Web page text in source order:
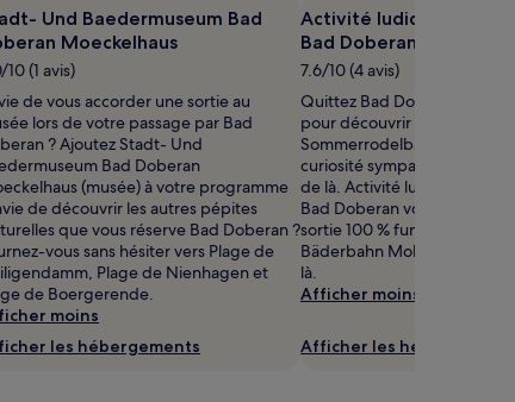
Und Baedermuseum Bad
Moeckelhaus
10 (1 avis)
de vous accorder une sortie au
lors de votre passage par Bad
? Ajoutez Stadt- Und
Bad Doberan
(musée) à votre programme
de découvrir les autres pépites
que vous réserve Bad Doberan ?
vous sans hésiter vers Plage de
Plage de Nienhagen et
de Boergerende.
moins
les hébergements
Activité ludique
Bad Doberan
7.6/10 (4 avis)
Quittez Bad Doberan et son
pour découvrir Activité
Sommerrodelbahn Bad
curiosité sympa située à
de là. Activité ludique
Bad Doberan vous a plu ?
sortie 100 % fun avec
Bäderbahn Molli, implanté à
là.
Afficher moins
Afficher les